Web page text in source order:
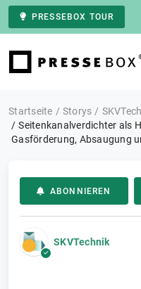
PRESSEBOX TOUR
Zur Startseite
Startseite Storys
Seitenkanalverdichter als
Gasförderung, Absaugung
ABONNIEREN
SKVTechnik